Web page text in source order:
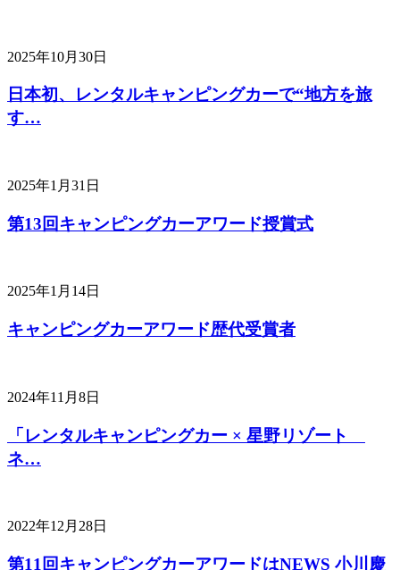
2025年10月30日
日本初、レンタルキャンピングカーで“地方を旅
す…
2025年1月31日
第13回キャンピングカーアワード授賞式
2025年1月14日
キャンピングカーアワード歴代受賞者
2024年11月8日
「レンタルキャンピングカー × 星野リゾート
ネ…
2022年12月28日
第11回キャンピングカーアワードはNEWS 小川慶